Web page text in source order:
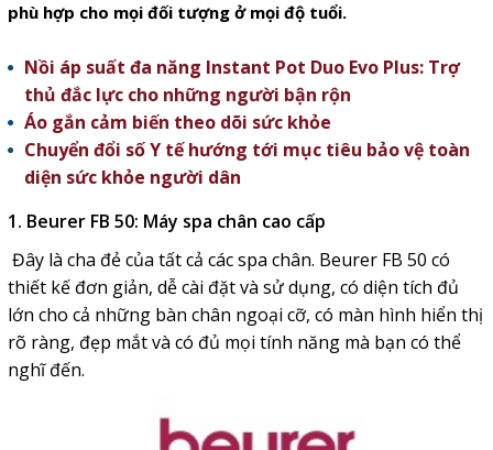
phù hợp cho mọi đối tượng ở mọi độ tuổi.
Nồi áp suất đa năng Instant Pot Duo Evo Plus: Trợ
thủ đắc lực cho những người bận rộn
Áo gắn cảm biến theo dõi sức khỏe
Chuyển đổi số Y tế hướng tới mục tiêu bảo vệ toàn
diện sức khỏe người dân
1. Beurer FB 50: Máy spa chân cao cấp
Đây là cha đẻ của tất cả các spa chân. Beurer FB 50 có
thiết kế đơn giản, dễ cài đặt và sử dụng, có diện tích đủ
lớn cho cả những bàn chân ngoại cỡ, có màn hình hiển thị
rõ ràng, đẹp mắt và có đủ mọi tính năng mà bạn có thể
nghĩ đến.